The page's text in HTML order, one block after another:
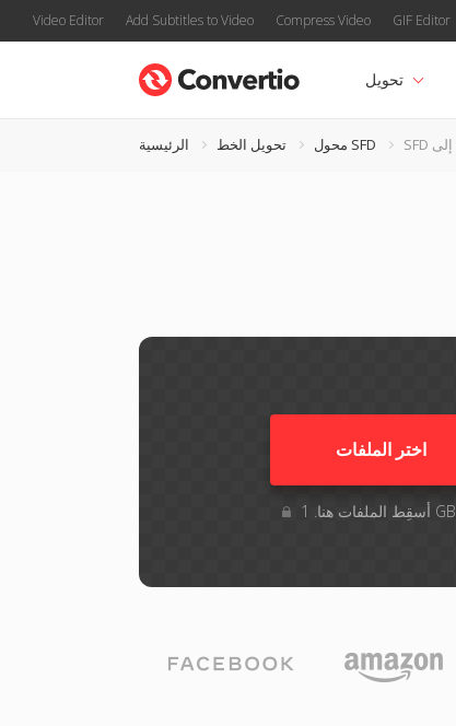
Video Editor Add Subtitles to Video Compress Video GIF Editor
تحويل
الرئيسية تحويل الخط محول SFD
اختر الملفات